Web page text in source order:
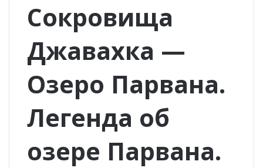
Сокровища
Джавахка —
Озеро Парвана.
Легенда об
озере Парвана.